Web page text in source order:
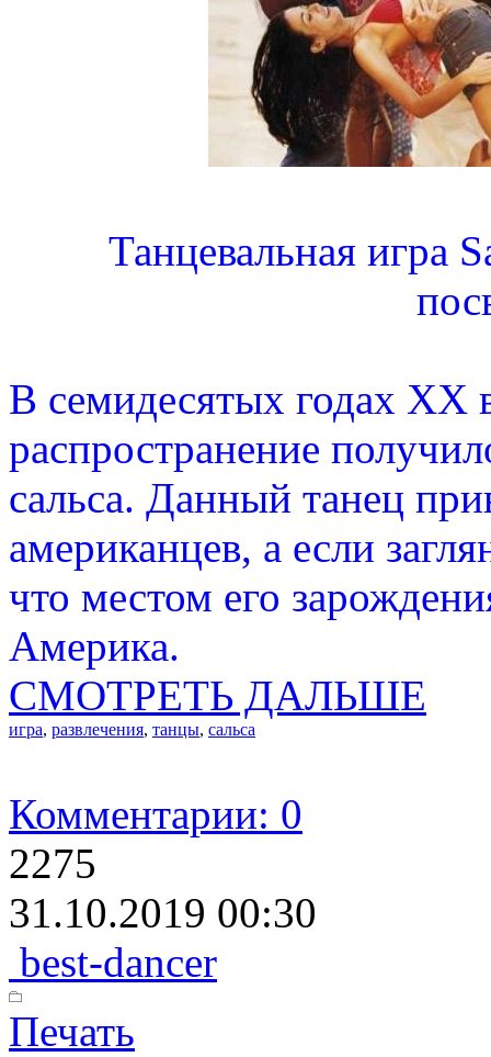
Танцевальная игра
В семидесятых годах ХХ
распространение
сальса. Данный танец
американцев, а если
что местом его
Америка.
СМОТРЕТЬ ДАЛЬШЕ
игра, развлечения, танцы, сальса
Комментарии: 0
2275
31.10.2019 00:30
best-dancer
Печать